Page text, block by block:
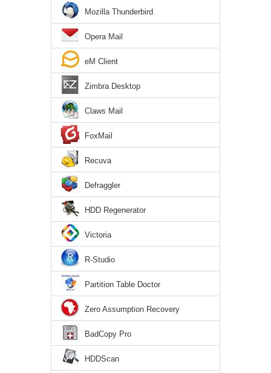
Mozilla Thunderbird
Opera Mail
eM Client
Zimbra Desktop
Claws Mail
FoxMail
Recuva
Defraggler
HDD Regenerator
Victoria
R-Studio
Partition Table Doctor
Zero Assumption Recovery
BadCopy Pro
HDDScan